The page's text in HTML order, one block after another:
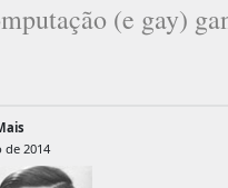
(e gay)
de 2014